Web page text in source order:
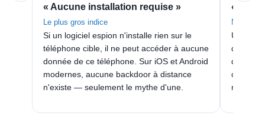
« Aucune installation requise »
Le plus gros indice
Si un logiciel espion n'installe rien sur le
téléphone cible, il ne peut accéder à aucune
donnée de ce téléphone. Sur iOS et Android
modernes, aucune backdoor à distance
n'existe — seulement le mythe d'une.
«
Numéro
Un
de
donne
ou
ment ou